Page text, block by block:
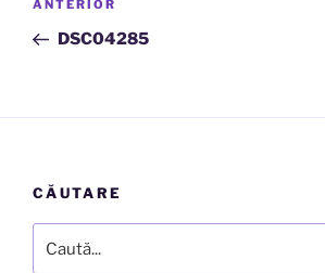
articole
Articolul
anterior
ANTERIOR
DSC04285
CĂUTARE
după: